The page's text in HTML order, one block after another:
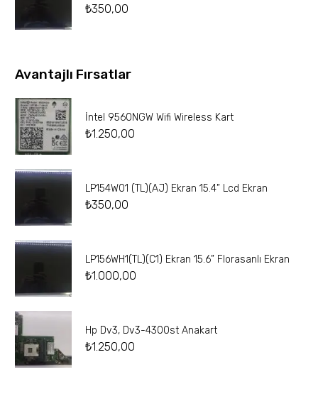
₺350,00
Avantajlı Fırsatlar
İntel 9560NGW Wifi Wireless Kart
₺1.250,00
LP154W01 (TL)(AJ) Ekran 15.4” Lcd Ekran
₺350,00
LP156WH1(TL)(C1) Ekran 15.6” Florasanlı Ekran
₺1.000,00
Hp Dv3, Dv3-4300st Anakart
₺1.250,00